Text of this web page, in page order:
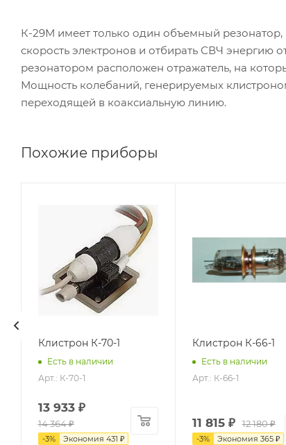
К-29М имеет только один объемный
скорость электронов и отбирать СВЧ энергию
резонатором расположен отражатель, на
Мощность колебаний, генерируемых
переходящей в коаксиальную линию.
Похожие приборы
Клистрон К-70-1
Есть в наличии
Арт.: К-70-1
13 933₽
14 364₽
-3% Экономия 431 ₽
Клистрон К-66-1
Есть в наличии
Арт.: К-66-1
11 815₽ 12 180₽
-3% Экономия 365₽